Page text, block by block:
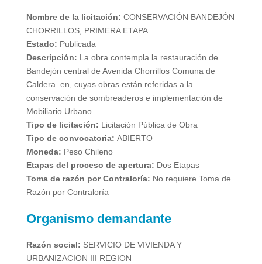
Nombre de la licitación: CONSERVACIÓN BANDEJÓN
CHORRILLOS, PRIMERA ETAPA
Estado: Publicada
Descripción: La obra contempla la restauración de
Bandejón central de Avenida Chorrillos Comuna de
Caldera. en, cuyas obras están referidas a la
conservación de sombreaderos e implementación de
Mobiliario Urbano.
Tipo de licitación: Licitación Pública de Obra
Tipo de convocatoria: ABIERTO
Moneda: Peso Chileno
Etapas del proceso de apertura: Dos Etapas
Toma de razón por Contraloría: No requiere Toma de
Razón por Contraloría
Organismo demandante
Razón social: SERVICIO DE VIVIENDA Y
URBANIZACION III REGION